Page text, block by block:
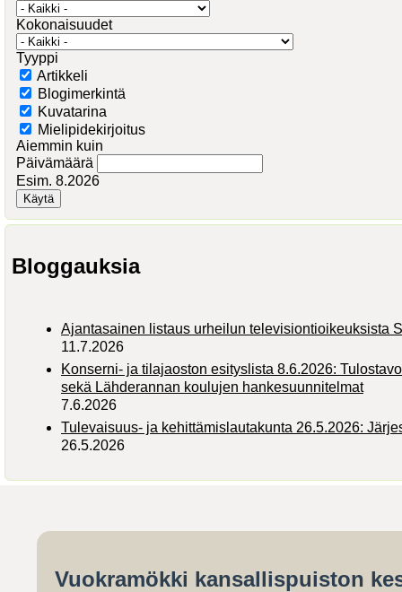
Kokonaisuudet
Tyyppi
Artikkeli
Blogimerkintä
Kuvatarina
Mielipidekirjoitus
Aiemmin kuin
Päivämäärä
Esim. 8.2026
Bloggauksia
Ajantasainen listaus urheilun televisiontioikeuksista
11.7.2026
Konserni- ja tilajaoston esityslista 8.6.2026:
sekä Lähderannan koulujen hankesuunnitelmat
7.6.2026
Tulevaisuus- ja kehittämislautakunta 26.5.2026:
26.5.2026
Vuokramökki kansallispuiston